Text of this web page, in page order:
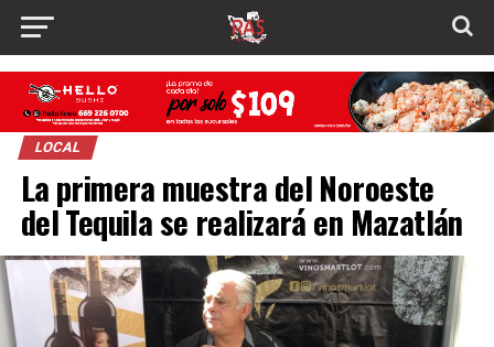
LOCAL
La primera muestra del Noroeste
del Tequila se realizará en Mazatlán